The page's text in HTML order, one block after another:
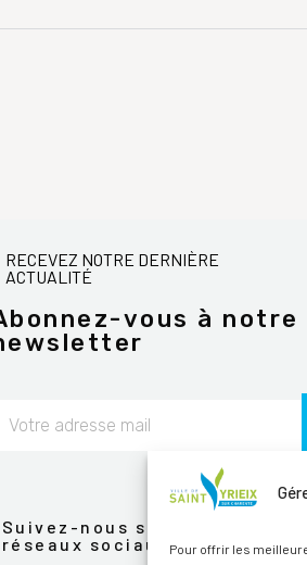
Pour offrir les
RECEVEZ NOTRE DERNIÈRE
ACTUALITÉ
vous à notre
Suivez-nous sur les
réseaux sociaux